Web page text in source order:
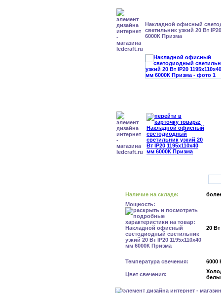
Накладной офисный
светильник узкий 20 Вт
6000К Призма
Наличие на складе:
Мощность:
20 Вт
Температура свечения: 6000
Цвет свечения: